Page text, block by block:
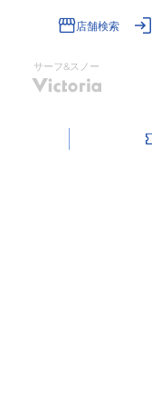
店舗検索
サーフ&スノー